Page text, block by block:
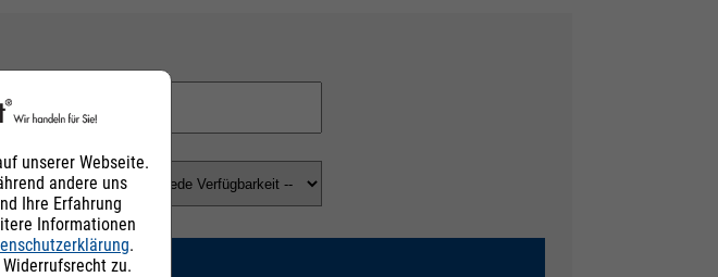
unserer Webseite.
andere uns
Ihre Erfahrung
Informationen
.
zu.